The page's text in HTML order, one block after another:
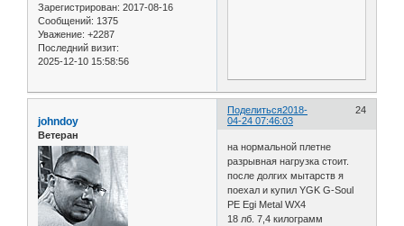
Зарегистрирован: 2017-08-16
Сообщений: 1375
Уважение: +2287
Последний визит:
2025-12-10 15:58:56
Поделиться 24
2018-
04-24 07:46:03
johndoy
Ветеран
на нормальной плетне
разрывная нагрузка стоит.
после долгих мытарств я
поехал и купил YGK G-Soul
PE Egi Metal WX4
18 лб. 7,4 килограмм